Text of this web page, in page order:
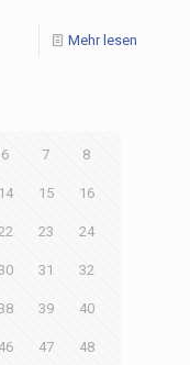
Mehr lesen
6 7 8
14 15 16
23 24
31 32
39 40
46 47 48